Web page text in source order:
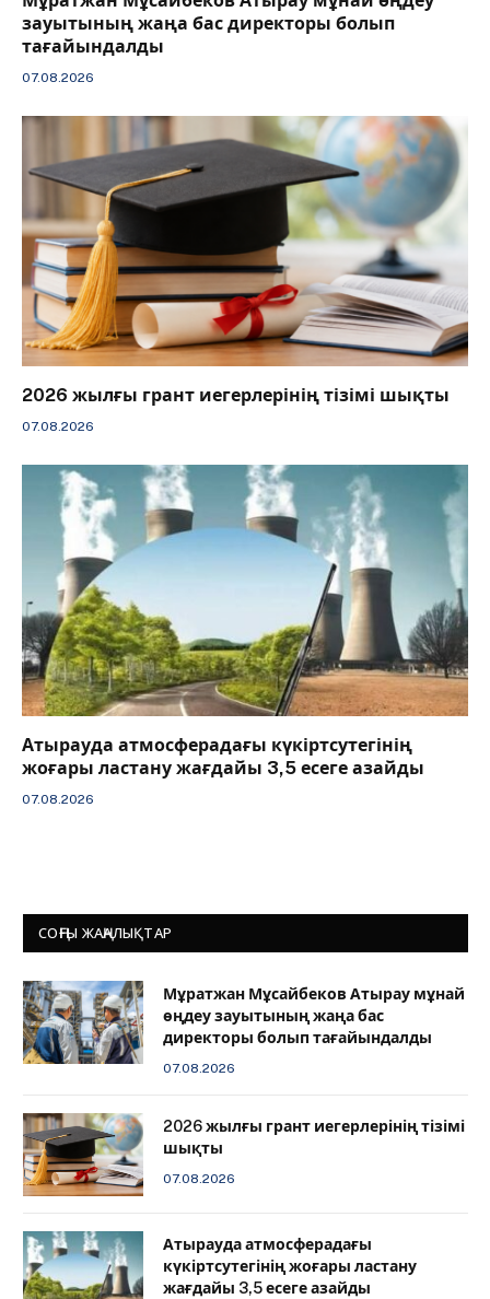
зауытының жаңа бас директоры болып
тағайындалды
07.08.2026
2026 жылғы грант иегерлерінің тізімі шықты
07.08.2026
Атырауда атмосферадағы күкіртсутегінің
жоғары ластану жағдайы 3,5 есеге азайды
07.08.2026
СОҢҒЫ ЖАҢАЛЫҚТАР
Мұратжан Мұсайбеков Атырау мұнай
өңдеу зауытының жаңа бас
директоры болып тағайындалды
07.08.2026
2026 жылғы грант иегерлерінің тізімі
шықты
07.08.2026
Атырауда атмосферадағы
күкіртсутегінің жоғары ластану
жағдайы 3,5 есеге азайды